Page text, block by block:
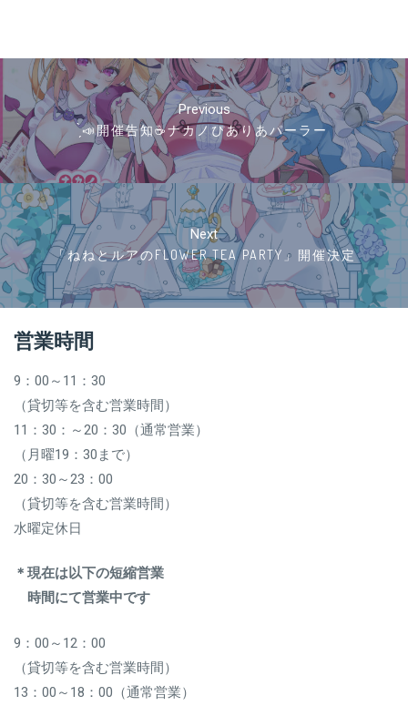
稿
ナ
ビ
ゲ
ー
シ
ョ
ン
Previous
̗̀📣開催告知☕ナカノぴありあパーラー
Next
「ねねとルアのFLOWER TEA PARTY」開催決定
営業時間
9：00～11：30
（貸切等を含む営業時間）
11：30：～20：30（通常営業）
（月曜19：30まで）
20：30～23：00
（貸切等を含む営業時間）
水曜定休日
＊現在は以下の短縮営業
時間にて営業中です
9：00～12：00
（貸切等を含む営業時間）
13：00～18：00（通常営業）